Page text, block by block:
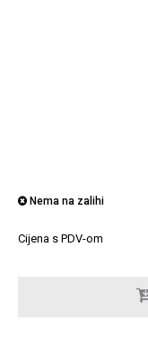
Nema na zalihi
Cijena s PDV-om